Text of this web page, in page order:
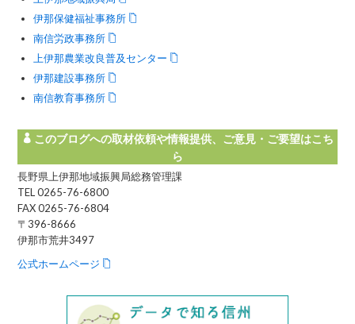
伊那保健福祉事務所
南信労政事務所
上伊那農業改良普及センター
伊那建設事務所
南信教育事務所
このブログへの取材依頼や情報提供、ご意見・ご要望はこち
ら
長野県上伊那地域振興局総務管理課
TEL 0265-76-6800
FAX 0265-76-6804
〒396-8666
伊那市荒井3497
公式ホームページ